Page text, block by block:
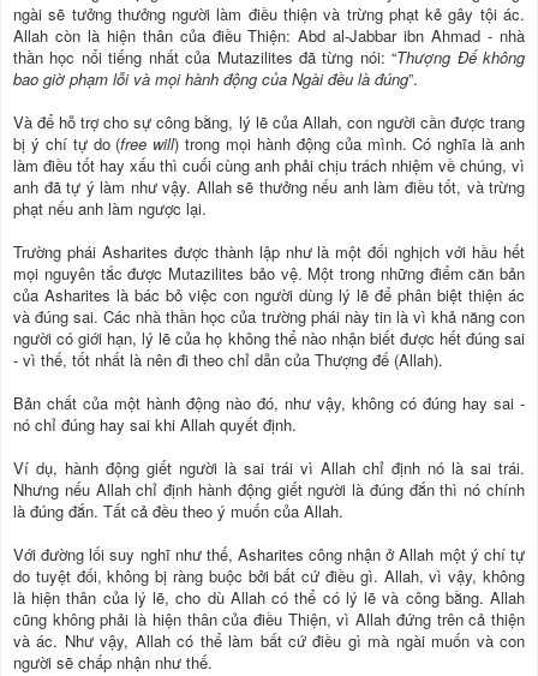
ngài sẽ tưởng thưởng người làm điều thiện và trừng phạt kẻ gây tội ác.
Allah còn là hiện thân của điều Thiện: Abd al-Jabbar ibn Ahmad - nhà
thần học nổi tiếng nhất của Mutazilites đã từng nói: “Thượng Đế không
bao giờ phạm lỗi và mọi hành động của Ngài đều là đúng”.
Và để hỗ trợ cho sự công bằng, lý lẽ của Allah, con người cần được trang
bị ý chí tự do (free will) trong mọi hành động của mình. Có nghĩa là anh
làm điều tốt hay xấu thì cuối cùng anh phải chịu trách nhiệm về chúng, vì
anh đã tự ý làm như vậy. Allah sẽ thưởng nếu anh làm điều tốt, và trừng
phạt nếu anh làm ngược lại.
Trường phái Asharites được thành lập như là một đối nghịch với hầu hết
mọi nguyên tắc được Mutazilites bảo vệ. Một trong những điểm căn bản
của Asharites là bác bỏ việc con người dùng lý lẽ để phân biệt thiện ác
và đúng sai. Các nhà thần học của trường phái này tin là vì khả năng con
người có giới hạn, lý lẽ của họ không thể nào nhận biết được hết đúng sai
- vì thế, tốt nhất là nên đi theo chỉ dẫn của Thượng đế (Allah).
Bản chất của một hành động nào đó, như vậy, không có đúng hay sai -
nó chỉ đúng hay sai khi Allah quyết định.
Ví dụ, hành động giết người là sai trái vì Allah chỉ định nó là sai trái.
Nhưng nếu Allah chỉ định hành động giết người là đúng đắn thì nó chính
là đúng đắn. Tất cả đều theo ý muốn của Allah.
Với đường lối suy nghĩ như thế, Asharites công nhận ở Allah một ý chí tự
do tuyệt đối, không bị ràng buộc bởi bất cứ điều gì. Allah, vì vậy, không
là hiện thân của lý lẽ, cho dù Allah có thể có lý lẽ và công bằng. Allah
cũng không phải là hiện thân của điều Thiện, vì Allah đứng trên cả thiện
và ác. Như vậy, Allah có thể làm bất cứ điều gì mà ngài muốn và con
người sẽ chấp nhận như thế.